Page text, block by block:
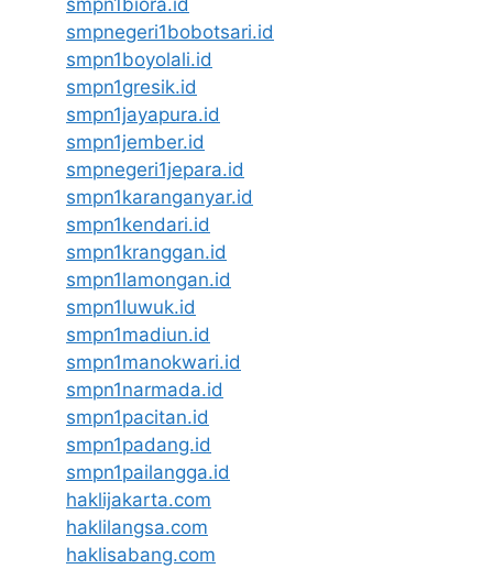
smpnegeri1bobotsari.id
smpn1boyolali.id
smpn1gresik.id
smpn1jayapura.id
smpn1jember.id
smpnegeri1jepara.id
smpn1karanganyar.id
smpn1kendari.id
smpn1kranggan.id
smpn1lamongan.id
smpn1luwuk.id
smpn1madiun.id
smpn1manokwari.id
smpn1narmada.id
smpn1pacitan.id
smpn1padang.id
smpn1pailangga.id
haklijakarta.com
haklilangsa.com
haklisabang.com